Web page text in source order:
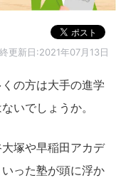
更新日:2021年07月13日
の方は大手の進学
いでしょうか。
塚や早稲田アカデ
った塾が頭に浮か